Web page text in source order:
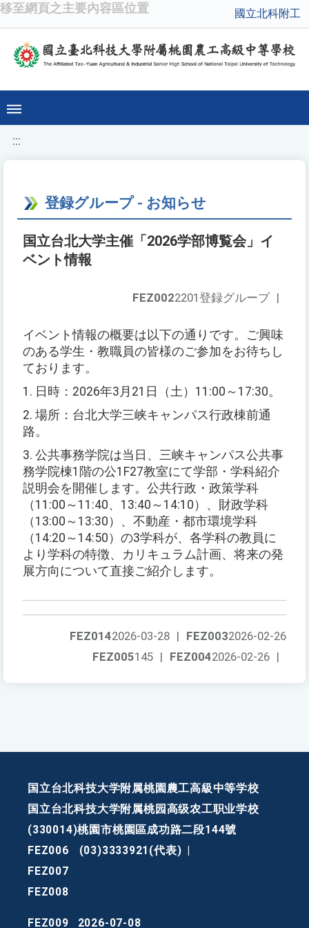
移至網頁之主要內容區位置 國立北科附工
:::
登録グループ - お知らせ
国立台北大学主催「2026学部博覧会」イ
ベント情報
FEZ0022201登録グループ |
イベント情報の概要は以下の通りです。ご興味
のある学生・教職員の皆様のご参加をお待ちし
ております。
1. 日時：2026年3月21日（土）11:00～17:30。
2. 場所：台北大学三峡キャンパス行政棟前通
路。
3. 公共事務学院は当日、三峡キャンパス公共事
務学院棟1階の公1F27教室にて学部・学科紹介
説明会を開催します。公共行政・政策学科
（11:00～11:40、13:40～14:10）、財政学科
（13:00～13:30）、不動産・都市環境学科
（14:20～14:50）の3学科が、各学科の教員に
より学科の特徴、カリキュラム計画、将来の発
展方向について直接ご紹介します。
FEZ0032026-02-26
FEZ0142026-03-28 |
FEZ0042026-02-26 |
FEZ005145 |
国立台北科技大学附属桃園農工高級中等学校
国立台北科技大学附属桃园高级农工职业学校
(330014)桃園市桃園區成功路二段144號
FEZ006
(03)3333921(代表)
FEZ007
FEZ008
FEZ009 2026-07-08